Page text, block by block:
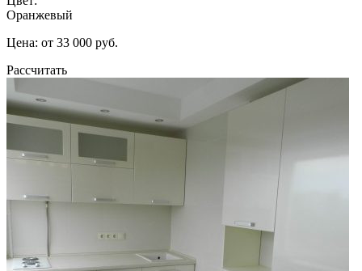
Оранжевый
Цена: от 33 000 руб.
Рассчитать